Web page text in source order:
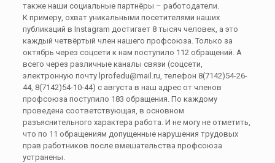
также наши социальные партнёры – работодатели.
К примеру, охват уникальными посетителями наших
публикаций в Instagram достигает 8 тысяч человек, а это
каждый четвёртый член нашего профсоюза. Только за
октябрь через соцсети к нам поступило 112 обращений. А
всего через различные каналы связи (соцсети,
электронную почту lprofedu@mail.ru, телефон 8(7142)54-26-
44, 8(7142)54-10-44) с августа в наш адрес от членов
профсоюза поступило 183 обращения. По каждому
проведена соответствующая, в основном
разъяснительного характера работа. И не могу не отметить,
что по 11 обращениям допущенные нарушения трудовых
прав работников после вмешательства профсоюза
устранены.